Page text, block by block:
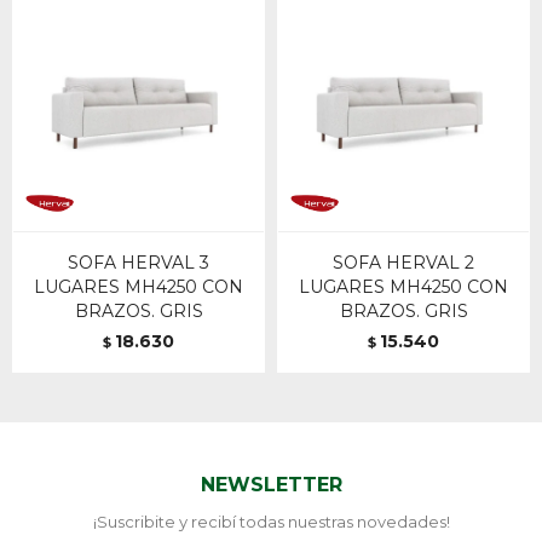
SOFA HERVAL 3
LUGARES MH4250 CON
BRAZOS. GRIS
$ 18.630
SOFA HERVAL 2
LUGARES MH4250 CON
BRAZOS. GRIS
$ 15.540
NEWSLETTER
¡Suscribite y recibí todas nuestras novedades!